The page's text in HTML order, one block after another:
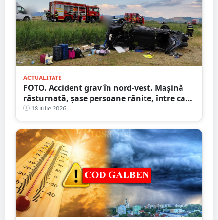
ACTUALITATE
FOTO. Accident grav în nord-vest. Mașină
răsturnată, șase persoane rănite, între care
doi copii
18 iulie 2026